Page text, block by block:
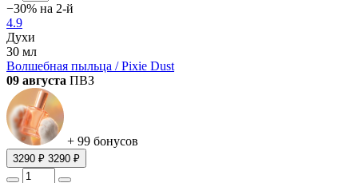
−30% на 2-й
4.9
Духи
30 мл
Волшебная пыльца / Pixie Dust
09 августа ПВЗ
+ 99 бонусов
3290 ₽ 3290 ₽